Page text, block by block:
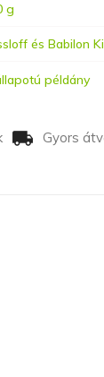
g
és Babilon
példány
Gyors